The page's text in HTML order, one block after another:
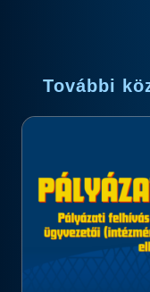
További